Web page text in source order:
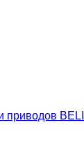
приводов